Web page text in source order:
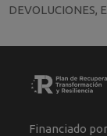
DEVOLUCIONES,
Financiado